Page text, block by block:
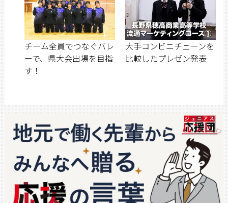
チーム全員でつなぐバレ
ーで、県大会出場を目指
す！
大手コンビニチェーンを
比較したプレゼン発表